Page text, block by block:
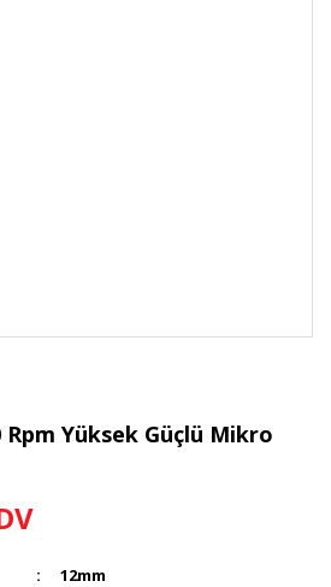
Rpm Yüksek Güçlü Mikro
12mm